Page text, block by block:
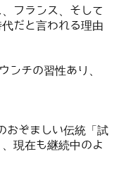
フランス、そして
だと言われる理由
チの習性あり、
ぞましい伝統「試
現在も継続中のよ